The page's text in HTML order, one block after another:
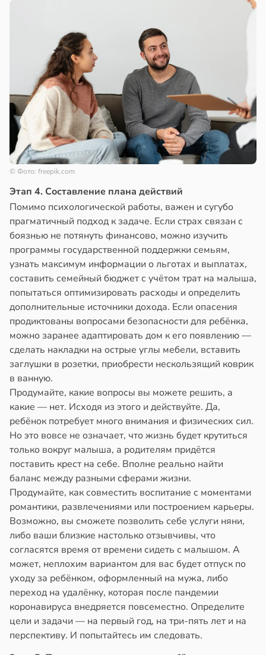
© Фото: freepik.com
Этап 4. Составление плана действий
Помимо психологической работы, важен и сугубо
прагматичный подход к задаче. Если страх связан с
боязнью не потянуть финансово, можно изучить
программы государственной поддержки семьям,
узнать максимум информации о льготах и выплатах,
составить семейный бюджет с учётом трат на малыша,
попытаться оптимизировать расходы и определить
дополнительные источники дохода. Если опасения
продиктованы вопросами безопасности для ребёнка,
можно заранее адаптировать дом к его появлению —
сделать накладки на острые углы мебели, вставить
заглушки в розетки, приобрести нескользящий коврик
в ванную.
Продумайте, какие вопросы вы можете решить, а
какие — нет. Исходя из этого и действуйте. Да,
ребёнок потребует много внимания и физических сил.
Но это вовсе не означает, что жизнь будет крутиться
только вокруг малыша, а родителям придётся
поставить крест на себе. Вполне реально найти
баланс между разными сферами жизни.
Продумайте, как совместить воспитание с моментами
романтики, развлечениями или построением карьеры.
Возможно, вы сможете позволить себе услуги няни,
либо ваши близкие настолько отзывчивы, что
согласятся время от времени сидеть с малышом. А
может, неплохим вариантом для вас будет отпуск по
уходу за ребёнком, оформленный на мужа, либо
переход на удалёнку, которая после пандемии
коронавируса внедряется повсеместно. Определите
цели и задачи — на первый год, на три-пять лет и на
перспективу. И попытайтесь им следовать.